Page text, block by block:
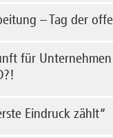
– Tag der
von 10.00
für Unternehmen
Oktober 2017 der
Eindruck zählt“